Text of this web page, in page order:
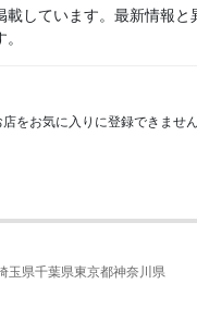
しています。最新情報
をお気に入りに登録できません
玉県千葉県東京都神奈川県